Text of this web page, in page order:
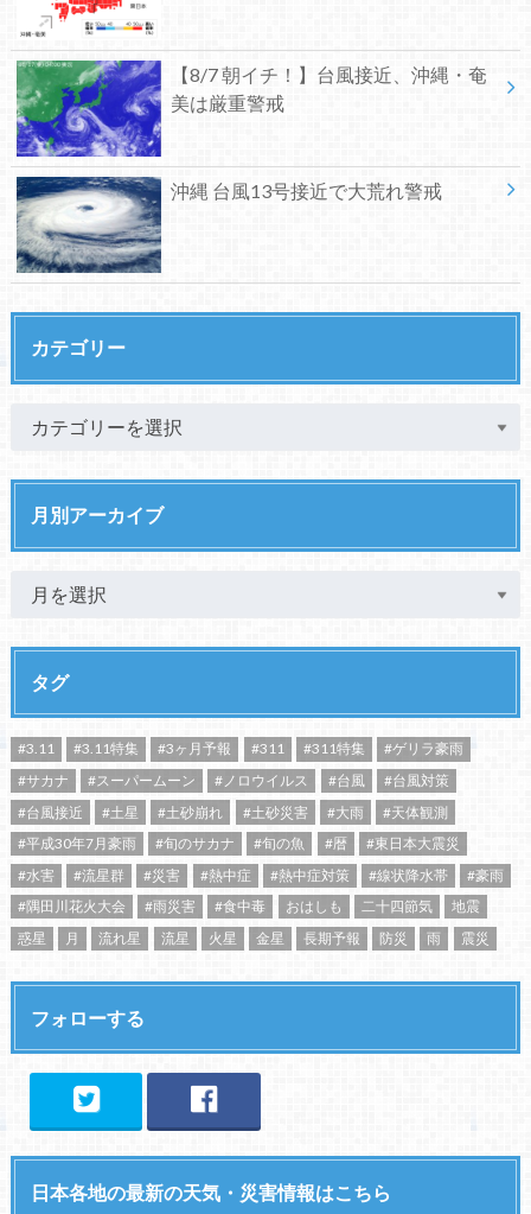
【8/7 朝イチ！】台風接近、沖縄・奄
美は厳重警戒
沖縄 台風13号接近で大荒れ警戒
カテゴリー
月別アーカイブ
タグ
#3.11 #3.11特集 #3ヶ月予報 #311 #311特集
#ゲリラ豪雨
#サカナ
#スーパームーン #ノロウイルス #台風
#台風対策
#台風接近
#土星 #土砂崩れ #土砂災害 #大雨
#天体観測
#平成30年7月豪雨
#旬のサカナ #旬の魚 #暦
#東日本大震災
#水害
#流星群 #災害 #熱中症 #熱中症対策 #線状降水帯
#豪雨
#隅田川花火大会
#雨災害 #食中毒 おはしも 二十四節気
地震
惑星
月 流れ星 流星 火星 金星 長期予報 防災 雨 震災
フォローする
日本各地の最新の天気・災害情報はこちら